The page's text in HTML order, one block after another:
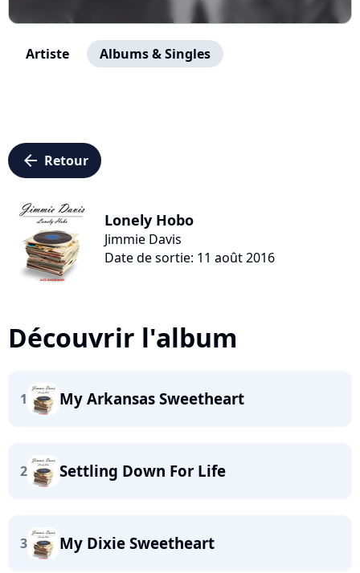
Artiste Albums & Singles
arrow_left Retour
Lonely Hobo
Jimmie Davis
Date de sortie: 11 août 2016
Découvrir l'album
1 My Arkansas Sweetheart
2 Settling Down For Life
3 My Dixie Sweetheart